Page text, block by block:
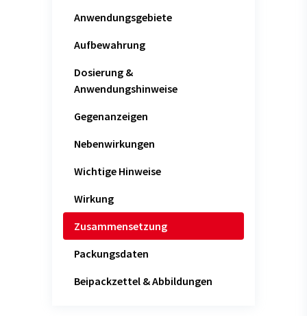
Anwendungsgebiete
Aufbewahrung
Dosierung &
Anwendungshinweise
Gegenanzeigen
Nebenwirkungen
Wichtige Hinweise
Wirkung
Zusammensetzung
Packungsdaten
Beipackzettel & Abbildungen